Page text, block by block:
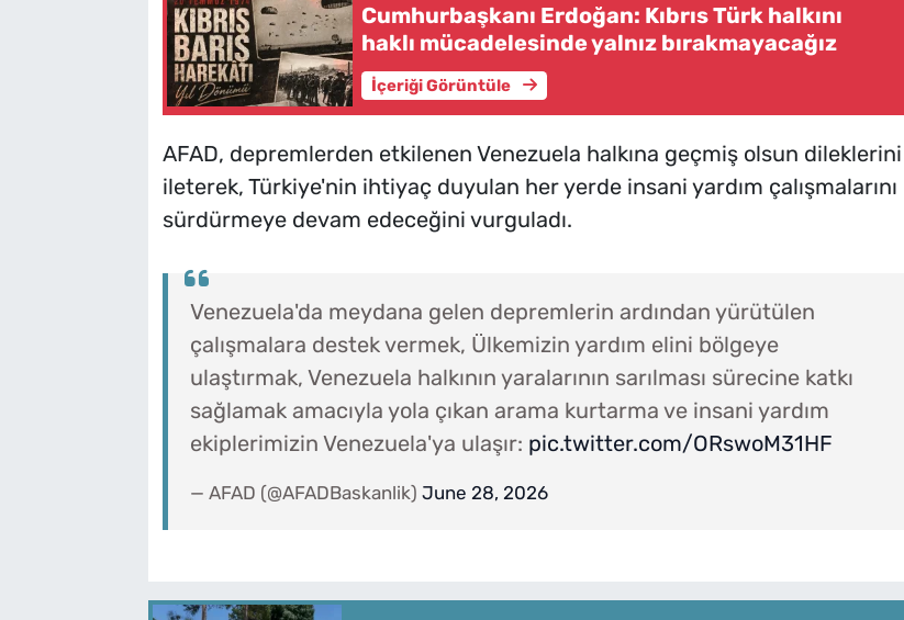
Cumhurbaşkanı Erdoğan: Kıbrıs Türk halkını
haklı mücadelesinde yalnız bırakmayacağız
İçeriği Görüntüle
AFAD, depremlerden etkilenen Venezuela halkına geçmiş olsun dileklerini
ileterek, Türkiye'nin ihtiyaç duyulan her yerde insani yardım çalışmalarını
sürdürmeye devam edeceğini vurguladı.
Venezuela'da meydana gelen depremlerin ardından yürütülen
çalışmalara destek vermek, Ülkemizin yardım elini bölgeye
ulaştırmak, Venezuela halkının yaralarının sarılması sürecine katkı
sağlamak amacıyla yola çıkan arama kurtarma ve insani yardım
ekiplerimizin Venezuela'ya ulaşır: pic.twitter.com/ORswoM31HF
— AFAD (@AFADBaskanlik) June 28, 2026